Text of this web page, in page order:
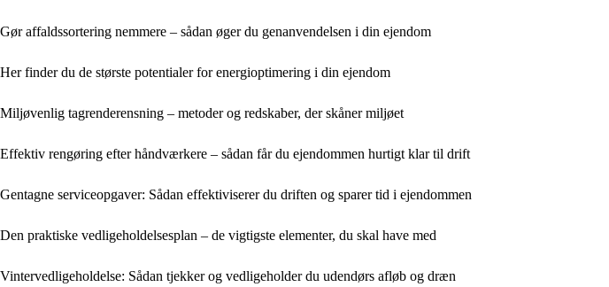
Gør affaldssortering nemmere – sådan øger du genanvendelsen i din ejendom
Her finder du de største potentialer for energioptimering i din ejendom
Miljøvenlig tagrenderensning – metoder og redskaber, der skåner miljøet
Effektiv rengøring efter håndværkere – sådan får du ejendommen hurtigt klar til drift
Gentagne serviceopgaver: Sådan effektiviserer du driften og sparer tid i ejendommen
Den praktiske vedligeholdelsesplan – de vigtigste elementer, du skal have med
Vintervedligeholdelse: Sådan tjekker og vedligeholder du udendørs afløb og dræn